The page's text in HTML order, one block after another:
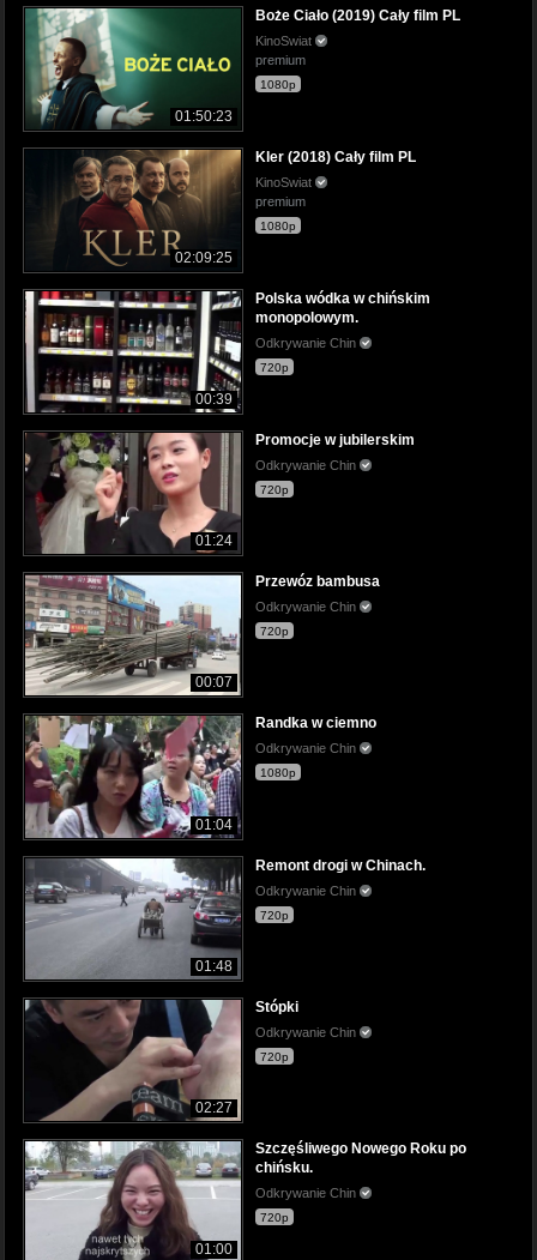
01:50:23
Boże Ciało (2019) Cały film PL
KinoSwiat
premium
1080p
02:09:25
Kler (2018) Cały film PL
KinoSwiat
premium
1080p
00:39
Polska wódka w chińskim
monopolowym.
Odkrywanie Chin
720p
01:24
Promocje w jubilerskim
Odkrywanie Chin
720p
00:07
Przewóz bambusa
Odkrywanie Chin
720p
01:04
Randka w ciemno
Odkrywanie Chin
1080p
01:48
Remont drogi w Chinach.
Odkrywanie Chin
720p
02:27
Stópki
Odkrywanie Chin
720p
01:00
Szczęśliwego Nowego Roku po
chińsku.
Odkrywanie Chin
720p